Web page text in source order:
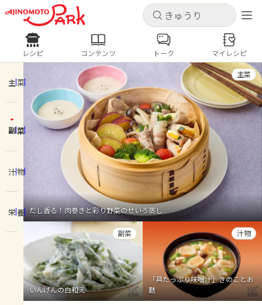
キャンセル
ログインするとレシピを保存できます
ログイン 新規登録
ホーム
コンテンツ
レシピ
トーク
よくあるお問い合わせ
お買い物
キャンセル
レシピ コンテンツ
人気の食材・レシピ
きゅうり なす トマト
とうもろこし
ピーマン
みょうが ゴーヤ
レシピ コンテンツ トーク マイレシピ
主菜
副菜
汁物
栄養 だし香る！肉巻きと彩り野菜のせいろ蒸し
主菜
いんげんの白和え
副菜
「具たっぷり味噌汁」きのことお
麩
汁物